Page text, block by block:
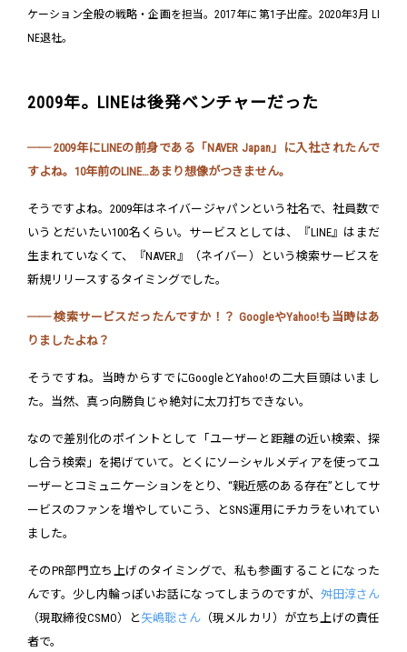
ケーション全般の戦略・企画を担当。2017年に第1子出産。2020年3月 LI
NE退社。
2009年。LINEは後発ベンチャーだった
── 2009年にLINEの前身である「NAVER Japan」に入社されたんで
すよね。10年前のLINE…あまり想像がつきません。
そうですよね。2009年はネイバージャパンという社名で、社員数で
いうとだいたい100名くらい。サービスとしては、『LINE』はまだ
生まれていなくて、『NAVER』（ネイバー）という検索サービスを
新規リリースするタイミングでした。
── 検索サービスだったんですか！？ GoogleやYahoo!も当時はあ
りましたよね？
そうですね。当時からすでにGoogleとYahoo!の二大巨頭はいまし
た。当然、真っ向勝負じゃ絶対に太刀打ちできない。
なので差別化のポイントとして「ユーザーと距離の近い検索、探
し合う検索」を掲げていて。とくにソーシャルメディアを使ってユ
ーザーとコミュニケーションをとり、“親近感のある存在”としてサ
ービスのファンを増やしていこう、とSNS運用にチカラをいれてい
ました。
そのPR部門立ち上げのタイミングで、私も参画することになった
んです。少し内輪っぽいお話になってしまうのですが、 舛田淳さん
（現取締役CSMO）と矢嶋聡さん（現メルカリ）が立ち上げの責任
者で。